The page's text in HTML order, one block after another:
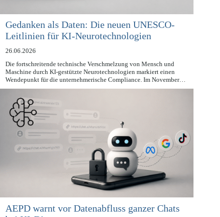
Gedanken als Daten: Die neuen UNESCO-
Leitlinien für KI-Neurotechnologien
26.06.2026
Die fortschreitende technische Verschmelzung von Mensch und
Maschine durch KI-gestützte Neurotechnologien markiert einen
Wendepunkt für die unternehmerische Compliance. Im November…